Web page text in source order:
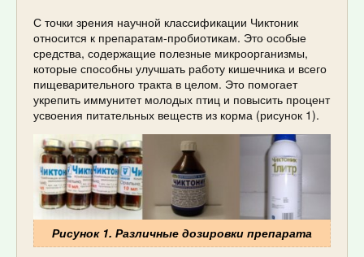
С точки зрения научной классификации Чиктоник
относится к препаратам-пробиотикам. Это особые
средства, содержащие полезные микроорганизмы,
которые способны улучшать работу кишечника и всего
пищеварительного тракта в целом. Это помогает
укрепить иммунитет молодых птиц и повысить процент
усвоения питательных веществ из корма (рисунок 1).
Рисунок 1. Различные дозировки препарата